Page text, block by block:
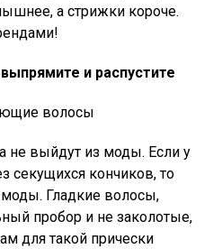
а стрижки короче.
и распустите
не выйдут из моды. Если у
секущихся кончиков, то
Гладкие волосы,
пробор и не заколотые,
для такой прически